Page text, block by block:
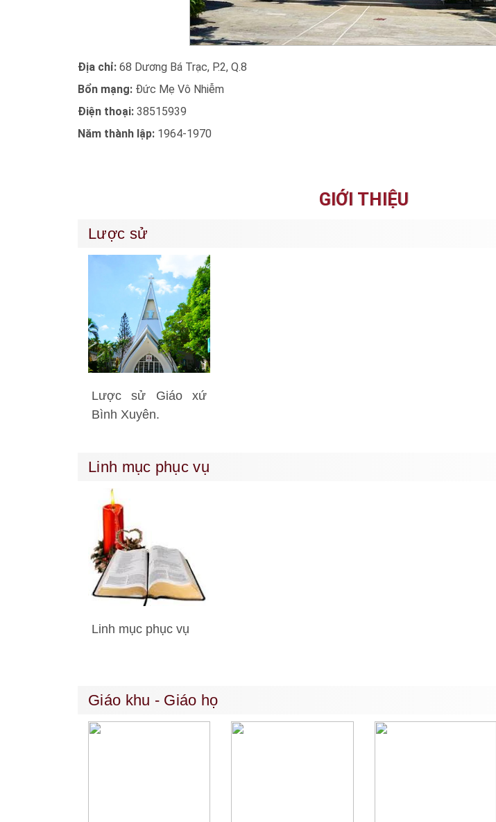
Địa chỉ: 68 Dương Bá Trạc, P.2, Q.8
Bổn mạng: Đức Mẹ Vô Nhiễm
Điện thoại: 38515939
Năm thành lập: 1964-1970
GIỚI THIỆU
Lược sử
Lược sử Giáo xứ
Bình Xuyên.
Linh mục phục vụ
Linh mục phục vụ
Giáo khu - Giáo họ